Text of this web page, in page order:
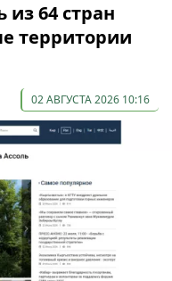
64 стран
территории
02 АВГУСТА 2026 10:16